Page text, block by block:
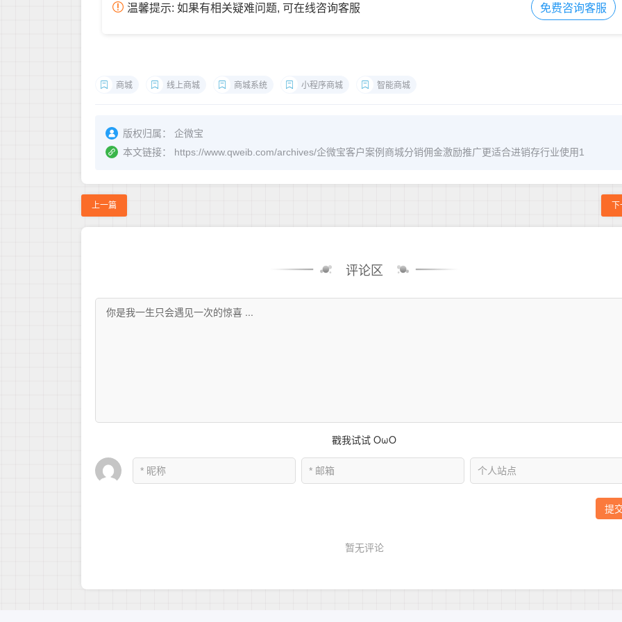
温馨提示: 如果有相关疑难问题, 可在线咨询客服 免费咨询客服
商城 线上商城 商城系统 小程序商城 智能商城
版权归属：
企微宝
本文链接：
https://www.qweib.com/archives/企微宝客户案例商城分销佣金激励推广更适合进销存行业使用1
上一篇
评论区